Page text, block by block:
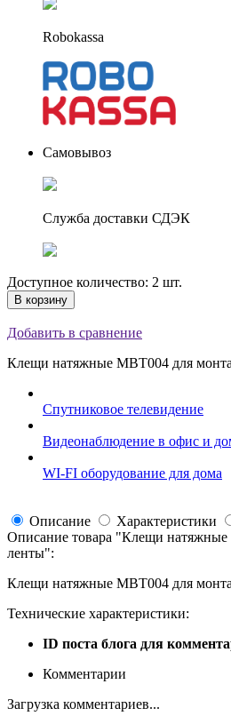
Robokassa
Самовывоз
Служба доставки СДЭК
Доступное количество: 2 шт.
В корзину
Добавить в сравнение
Клещи натяжные MBT004 для
Спутниковое телевидение
Видеонаблюдение в офис и
WI-FI оборудование для дома
Описание Характеристики
Описание товара "Клещи натяжные
ленты":
Клещи натяжные MBT004 для
Технические характеристики:
ID поста блога для
Комментарии
Загрузка комментариев...